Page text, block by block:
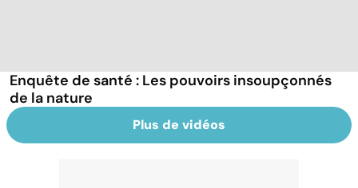
Enquête de santé : Les pouvoirs insoupçonnés
de la nature
Plus de vidéos